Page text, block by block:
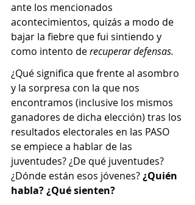
ante los mencionados
acontecimientos, quizás a modo de
bajar la fiebre que fui sintiendo y
como intento de recuperar defensas.
¿Qué significa que frente al asombro
y la sorpresa con la que nos
encontramos (inclusive los mismos
ganadores de dicha elección) tras los
resultados electorales en las PASO
se empiece a hablar de las
juventudes? ¿De qué juventudes?
¿Dónde están esos jóvenes? ¿Quién
habla? ¿Qué sienten?